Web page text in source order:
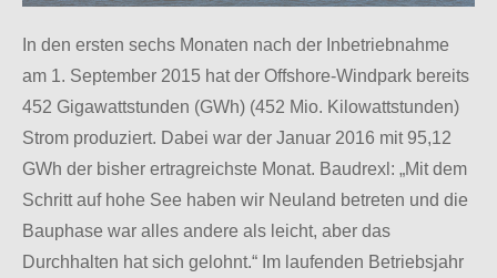
In den ersten sechs Monaten nach der Inbetriebnahme
am 1. September 2015 hat der Offshore-Windpark bereits
452 Gigawattstunden (GWh) (452 Mio. Kilowattstunden)
Strom produziert. Dabei war der Januar 2016 mit 95,12
GWh der bisher ertragreichste Monat. Baudrexl: „Mit dem
Schritt auf hohe See haben wir Neuland betreten und die
Bauphase war alles andere als leicht, aber das
Durchhalten hat sich gelohnt.“ Im laufenden Betriebsjahr